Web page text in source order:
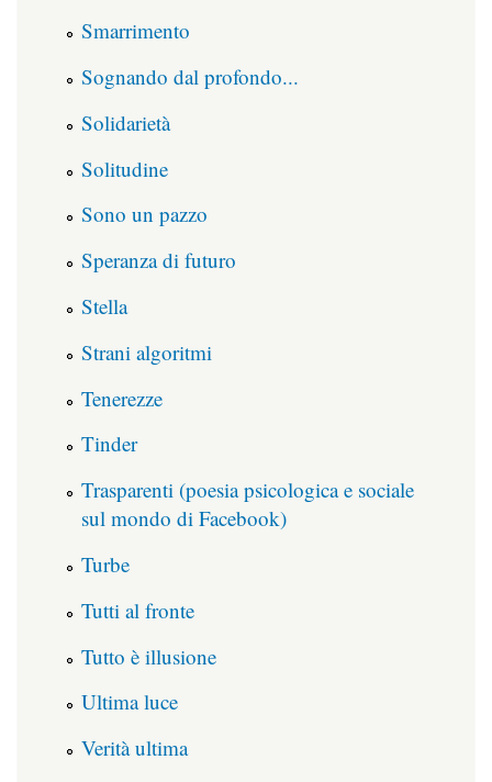
Smarrimento
Sognando dal profondo...
Solidarietà
Solitudine
Sono un pazzo
Speranza di futuro
Stella
Strani algoritmi
Tenerezze
Tinder
Trasparenti (poesia psicologica e sociale
sul mondo di Facebook)
Turbe
Tutti al fronte
Tutto è illusione
Ultima luce
Verità ultima